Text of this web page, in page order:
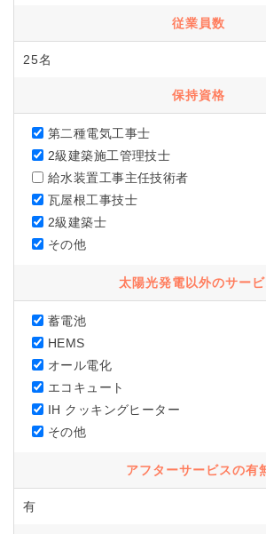
従業員数
25名
保持資格
第二種電気工事士
2級建築施工管理技士
給水装置工事主任技術者
瓦屋根工事技士
2級建築士
その他
太陽光発電以外のサービ
蓄電池
HEMS
オール電化
エコキュート
IH クッキングヒーター
その他
アフターサービスの有
有